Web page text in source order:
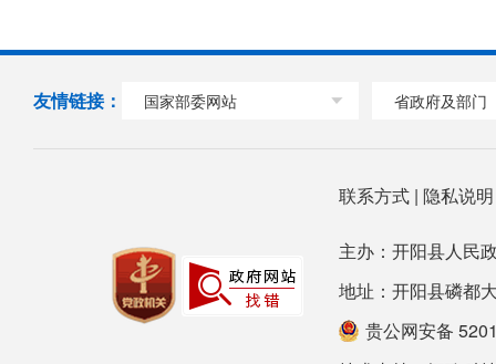
友情链接： 国家部委网站 省政府及部门
联系方式| 隐私说
主办：开阳县人民
地址：开阳县磷都
贵公网安备